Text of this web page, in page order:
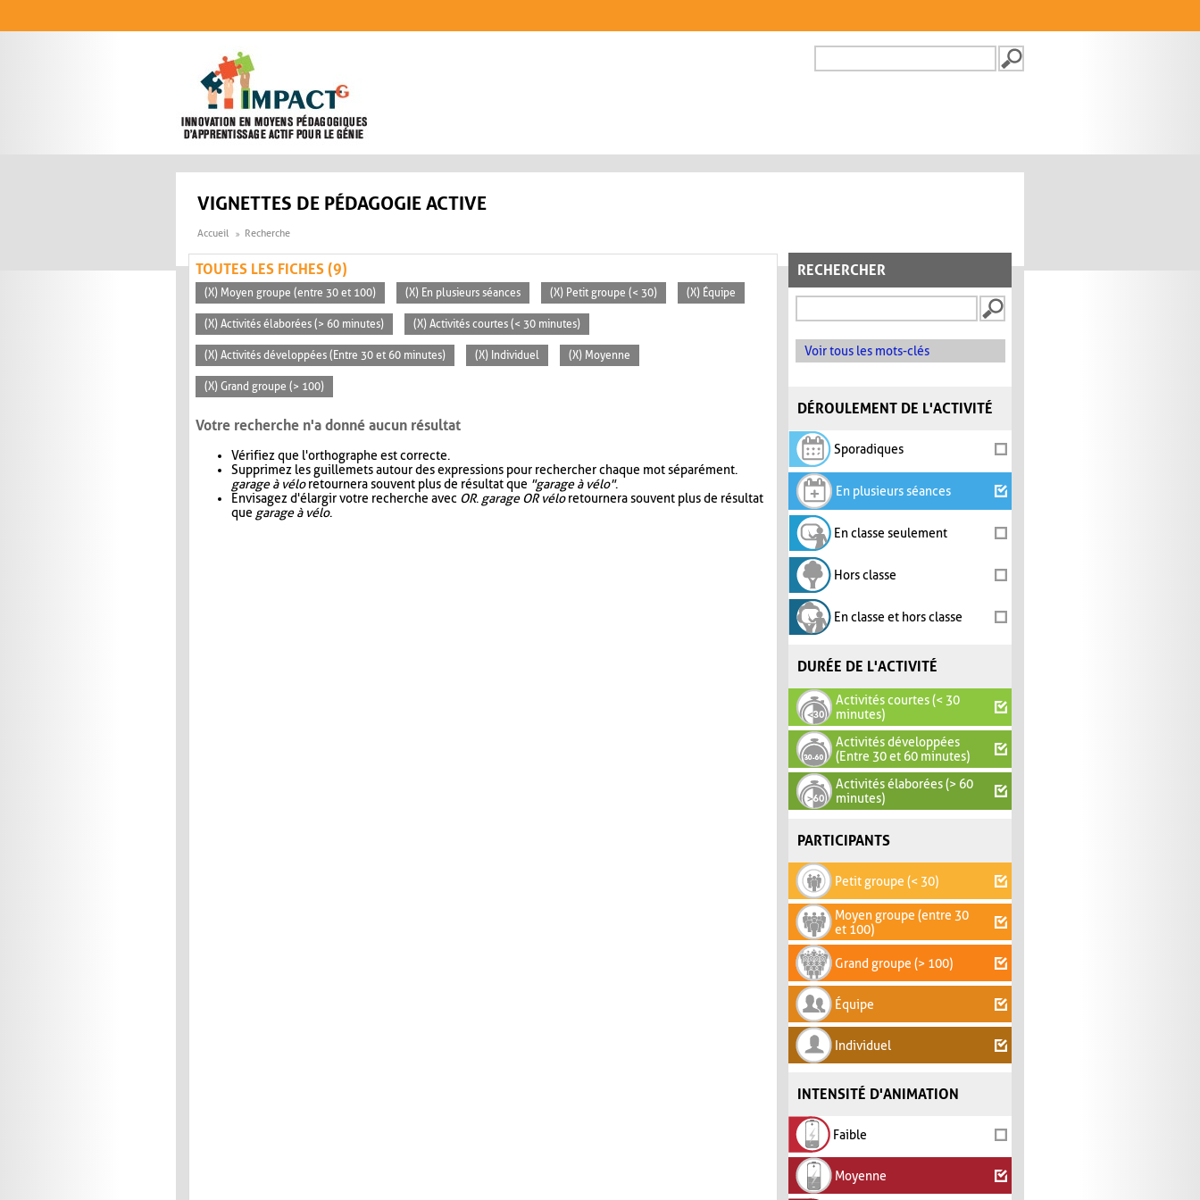
FORMULAIRE DE
VIGNETTES DE PÉDAGOGIE ACTIVE
Accueil Recherche
RECHERCHER
Voir tous les mots-clés
DÉROULEMENT DE L'ACTIVITÉ
Sporadiques
En plusieurs séances
En classe seulement
Hors classe
En classe et hors classe
DURÉE DE L'ACTIVITÉ
Activités courtes (< 30
minutes)
Activités développées
(Entre 30 et 60 minutes)
Activités élaborées (> 60
minutes)
PARTICIPANTS
Petit groupe (< 30)
Moyen groupe (entre 30
et 100)
Grand groupe (> 100)
Équipe
Individuel
INTENSITÉ D'ANIMATION
Faible
Moyenne
TOUTES LES FICHES (9)
(X) Moyen groupe (entre 30 et 100) (X) En plusieurs séances (X) Petit groupe (< 30) (X) Équipe
(X) Activités élaborées (> 60 minutes) (X) Activités courtes (< 30 minutes)
(X) Activités développées (Entre 30 et 60 minutes) (X) Individuel (X) Moyenne
(X) Grand groupe (> 100)
Votre recherche n'a donné aucun résultat
Vérifiez que l'orthographe est correcte.
Supprimez les guillemets autour des expressions pour rechercher chaque mot séparément.
garage à véloretournera souvent plus de résultat que "garage à vélo".
Envisagez d'élargir votre recherche avec OR. garage OR véloretournera souvent plus de résultat
que garage à vélo.